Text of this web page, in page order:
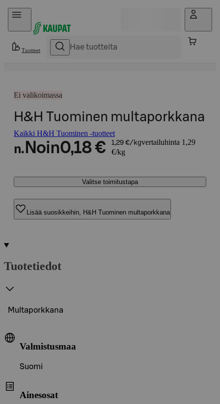
Hyppää sisältöön
Tuotteet
Ei valikoimassa
H&H Tuominen multaporkkana
Kaikki H&H Tuominen -tuotteet
n. Noin0,18 € 1,29 €/kgvertailuhinta 1,29
€/kg
Valitse toimitustapa
Lisää suosikkeihin, H&H Tuominen multaporkkana
Tuotetiedot
Multaporkkana
Valmistusmaa
Suomi
Ainesosat